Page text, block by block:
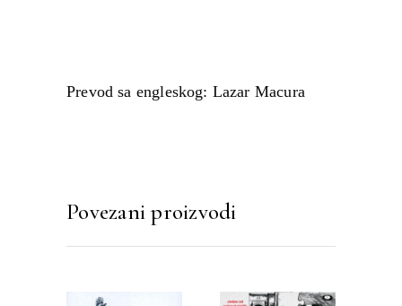
Prevod sa engleskog: Lazar Macura
Povezani proizvodi